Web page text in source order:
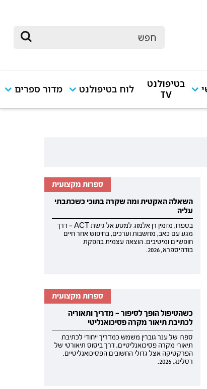
בטיפולנט
TV
לוח בטיפולנט מדור ספרים
ספרות מקצועית
השאלה האקטית ומה שקרה בתוכי כשכתבתי
עליה
בספרו, מזמין רן אלמוג למסע אל גישת ACT — דרך
מגע עם כאב, מחשבות וערכים, בחיפוש אחר חיים
חופשיים ומיטיבים. הוצאה עצמית בהפקת
בודהיספרא, 2026.
ספרות מקצועית
כשהטיפול הופך לסיפור — מדריך ותאוריה
לכתיבת תיאור מקרה פסיכואנליטי
ספרו של ענר גוברין משמש כמדריך ייחודי לכתיבת
תיאורי מקרה פסיכואנליטיים, דרך ביסוס תיאורטי של
הפרקטיקה אצל גדולי החשובים הפסיכואנליטיים.
רסלינג, 2026.